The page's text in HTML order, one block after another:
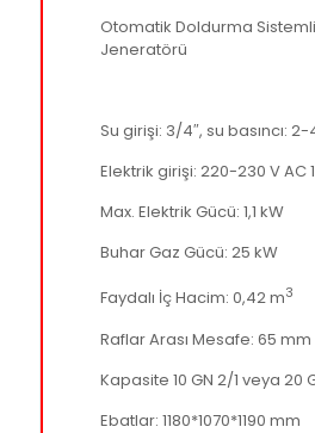
Otomatik Doldurma
Jeneratörü
Su girişi: 3/4″, su basıncı:
Elektrik girişi: 220-230 V AC
Max. Elektrik Gücü: 1,1 kW
Buhar Gaz Gücü: 25 kW
Faydalı İç Hacim: 0,42 m3
Raflar Arası Mesafe: 65 mm
Kapasite 10 GN 2/1 veya 20
Ebatlar: 1180*1070*1190 mm